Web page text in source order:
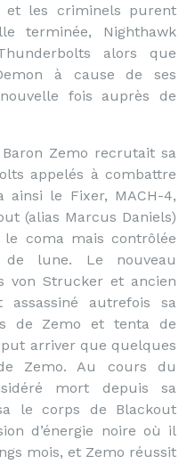
et les criminels purent
terminée, Nighthawk
alors que
à cause de ses
fois auprès de
Zemo recrutait sa
appelés à combattre
le Fixer, MACH-4,
(alias Marcus Daniels)
coma mais contrôlée
lune. Le nouveau
von Strucker et ancien
autrefois sa
de Zemo et tenta de
arriver que quelques
Zemo. Au cours du
mort depuis sa
le corps de Blackout
d’énergie noire où il
mois, et Zemo réussit